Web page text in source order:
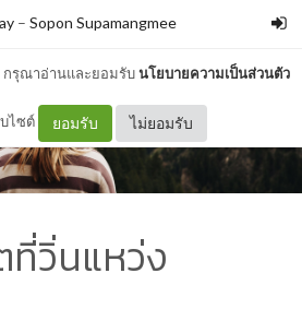
กรุณาอ่านและยอมรับนโยบายความเป็นส่วนตัว
บไซต์ ยอมรับ ไม่ยอมรับ
– Sopon Supamangmee
ที่วิ่นแหว่ง